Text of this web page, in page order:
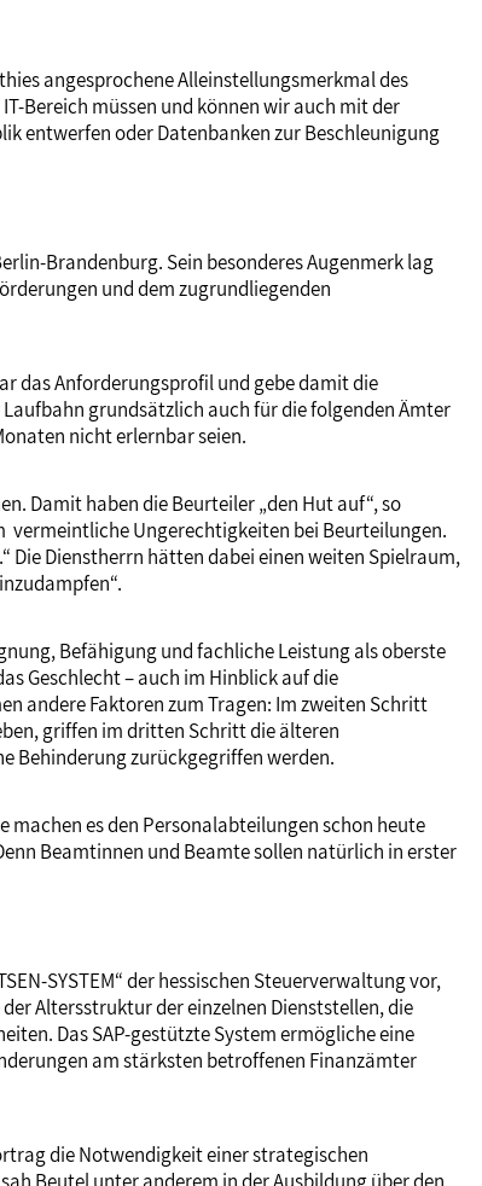
angesprochene Alleinstellungsmerkmal des
Bereich müssen und können wir auch mit der
entwerfen oder Datenbanken zur Beschleunigung
Brandenburg. Sein besonderes Augenmerk lag
und dem zugrundliegenden
das Anforderungsprofil und gebe damit die
grundsätzlich auch für die folgenden Ämter
nicht erlernbar seien.
Damit haben die Beurteiler „den Hut auf“, so
vermeintliche Ungerechtigkeiten bei Beurteilungen.
Die Dienstherrn hätten dabei einen weiten Spielraum,
Befähigung und fachliche Leistung als oberste
Geschlecht – auch im Hinblick auf die
andere Faktoren zum Tragen: Im zweiten Schritt
griffen im dritten Schritt die älteren
Behinderung zurückgegriffen werden.
machen es den Personalabteilungen schon heute
Beamtinnen und Beamte sollen natürlich in erster
SYSTEM“ der hessischen Steuerverwaltung vor,
Altersstruktur der einzelnen Dienststellen, die
Das SAP-gestützte System ermögliche eine
am stärksten betroffenen Finanzämter
die Notwendigkeit einer strategischen